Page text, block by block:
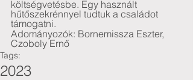
költségvetésbe. Egy használt
hűtőszekrénnyel tudtuk a családot
támogatni.
Adományozók: Bornemissza Eszter,
Czoboly Ernő
Tags:
2023